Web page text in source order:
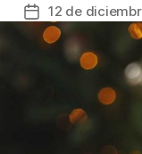
Fecha
de
la
entrada
12 de